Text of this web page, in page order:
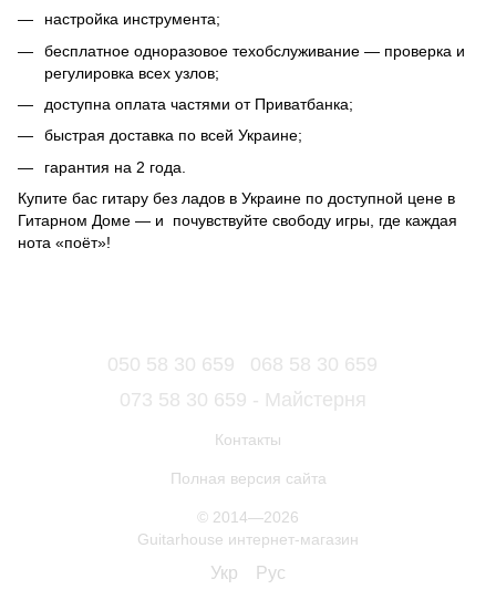
настройка инструмента;
бесплатное одноразовое техобслуживание — проверка и
регулировка всех узлов;
доступна оплата частями от Приватбанка;
быстрая доставка по всей Украине;
гарантия на 2 года.
Купите бас гитару без ладов в Украине по доступной цене в
Гитарном Доме — и почувствуйте свободу игры, где каждая
нота «поёт»!
050 58 30 659
068 58 30 659
073 58 30 659 - Майстерня
Контакты
Полная версия сайта
© 2014—2026
Guitarhouse интернет-магазин
Укр Рус